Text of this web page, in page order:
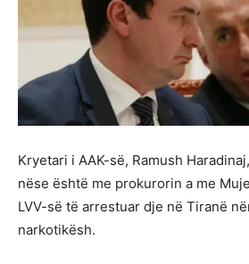
Kryetari i AAK-së, Ramush
nëse është me prokurorin a me
LVV-së të arrestuar dje në Tiranë
narkotikësh.